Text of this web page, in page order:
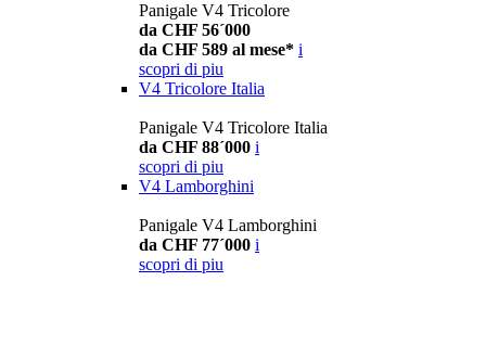
Panigale V4 Tricolore
da CHF 56´000
da CHF 589 al mese* i
scopri di piu
V4 Tricolore Italia
Panigale V4 Tricolore Italia
da CHF 88´000 i
scopri di piu
V4 Lamborghini
Panigale V4 Lamborghini
da CHF 77´000 i
scopri di piu